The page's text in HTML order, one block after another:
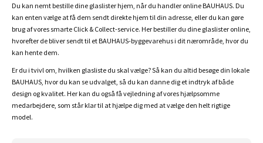
Du kan nemt bestille dine glaslister hjem, når du handler online BAUHAUS. Du
kan enten vælge at få dem sendt direkte hjem til din adresse, eller du kan gøre
brug af vores smarte Click & Collect-service. Her bestiller du dine glaslister online,
hvorefter de bliver sendt til et BAUHAUS-byggevarehus i dit nærområde, hvor du
kan hente dem.
Er du i tvivl om, hvilken glasliste du skal vælge? Så kan du altid besøge din lokale
BAUHAUS, hvor du kan se udvalget, så du kan danne dig et indtryk af både
design og kvalitet. Her kan du også få vejledning af vores hjælpsomme
medarbejdere, som står klar til at hjælpe dig med at vælge den helt rigtige
model.